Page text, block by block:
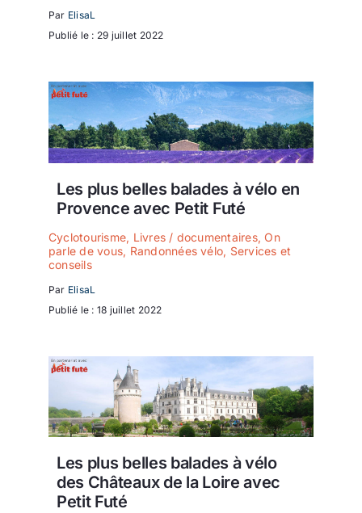
Par ElisaL
Publié le : 29 juillet 2022
Les plus belles balades à vélo en
Provence avec Petit Futé
Cyclotourisme, Livres / documentaires,On
parle de vous, Randonnées vélo, Services et
conseils
Par ElisaL
Publié le : 18 juillet 2022
Les plus belles balades à vélo
des Châteaux de la Loire avec
Petit Futé